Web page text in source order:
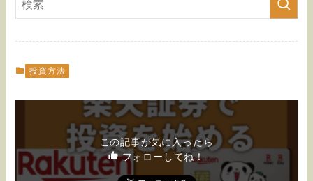
投資方法
この記事が気に入ったら
フォローしてね！